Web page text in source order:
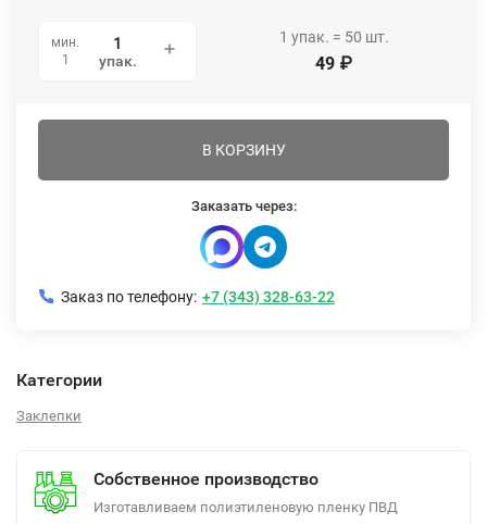
мин.
1
упак.
1 упак. = 50 шт.
49 ₽
В КОРЗИНУ
Заказать через:
Заказ по телефону: +7 (343) 328-63-22
Категории
Заклепки
Собственное производство
Изготавливаем полиэтиленовую пленку ПВД